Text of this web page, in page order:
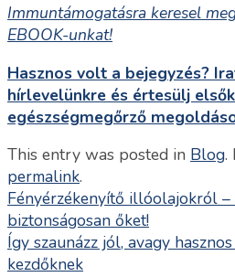
Immuntámogatásra keresel
EBOOK-unkat!
Hasznos volt a bejegyzés?
hírlevelünkre és értesülj
egészségmegőrző
This entry was posted in Blog.
permalink.
Fényérzékenyítő illóolajokról –
biztonságosan őket!
Így szaunázz jól, avagy
kezdőknek